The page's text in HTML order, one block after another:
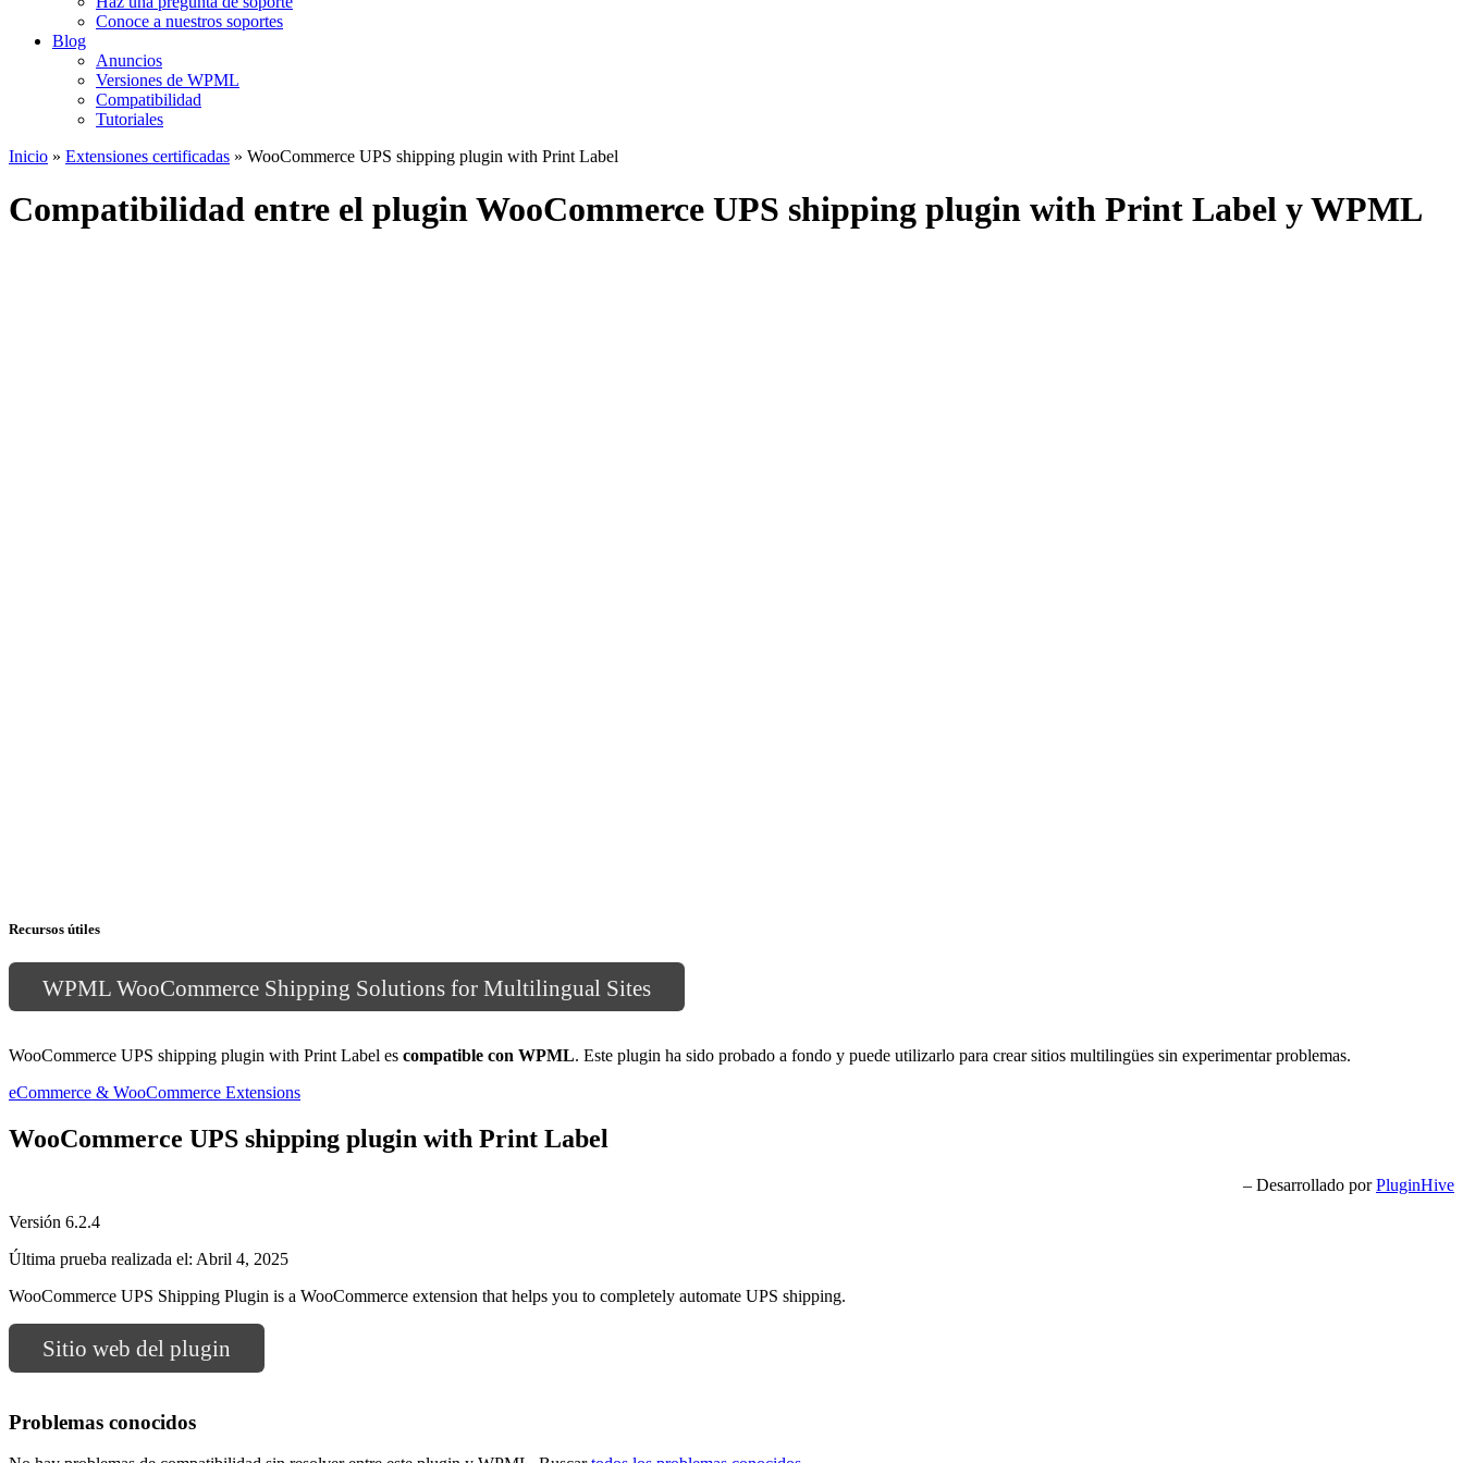
Conoce a nuestros soportes
Blog
Anuncios
Versiones de WPML
Compatibilidad
Tutoriales
Inicio » Extensiones certificadas » WooCommerce UPS shipping plugin with Print Label
Compatibilidad entre el plugin WooCommerce UPS shipping plugin with Print Label y WPML
Recursos útiles
WPML WooCommerce Shipping Solutions for Multilingual Sites
WooCommerce UPS shipping plugin with Print Label es compatible con WPML. Este plugin ha sido probado a fondo y puede utilizarlo para crear sitios multilingües sin experimentar problemas.
eCommerce & WooCommerce Extensions
WooCommerce UPS shipping plugin with Print Label
– Desarrollado porPluginHive
Versión 6.2.4
Última prueba realizada el: Abril 4, 2025
WooCommerce UPS Shipping Plugin is a WooCommerce extension that helps you to completely automate UPS shipping.
Sitio web del plugin
Problemas conocidos